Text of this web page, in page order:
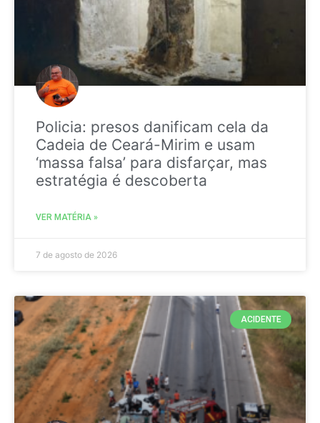
Policia: presos danificam cela da
Cadeia de Ceará-Mirim e usam
‘massa falsa’ para disfarçar, mas
estratégia é descoberta
VER MATÉRIA »
7 de agosto de 2026
ACIDENTE